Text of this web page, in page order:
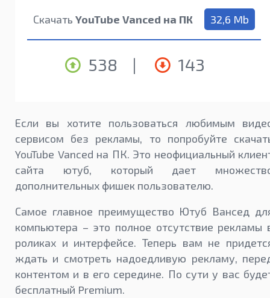
Скачать YouTube Vanced на ПК 32,6 Mb
538 | 143
Если вы хотите пользоваться любимым
сервисом без рекламы, то попробуйте
YouTube Vanced на ПК. Это неофициальный
сайта ютуб, который дает
дополнительных фишек пользователю.
Самое главное преимущество Ютуб Вансед
компьютера – это полное отсутствие рекламы
роликах и интерфейсе. Теперь вам не
ждать и смотреть надоедливую рекламу,
контентом и в его середине. По сути у вас
бесплатный Premium.